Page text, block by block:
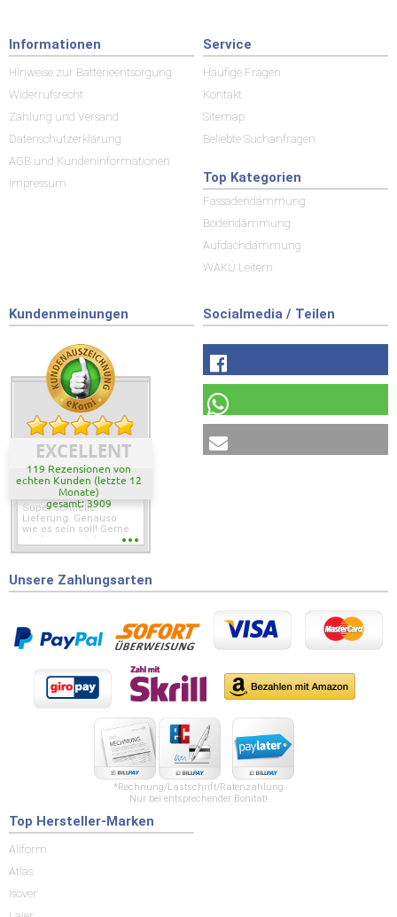
Informationen
Hinweise zur Batterieentsorgung
Widerrufsrecht
Zahlung und Versand
Datenschutzerklärung
AGB und Kundeninformationen
Impressum
Service
Häufige Fragen
Kontakt
Sitemap
Beliebte Suchanfragen
Top Kategorien
Fassadendämmung
Bodendämmung
Aufdachdämmung
WAKÜ Leitern
Kundenmeinungen
EXCELLENT
119 Rezensionen von
echten Kunden (letzte 12
Monate)
gesamt: 3909
Super schnelle
Lieferung. Genauso
wie es sein soll! Gerne
wieder wenn ich was
Socialmedia / Teilen
Unsere Zahlungsarten
*Rechnung/Lastschrift/Ratenzahlung
Nur bei entsprechender Bonität!
Top Hersteller-Marken
Allform
Atlas
Isover